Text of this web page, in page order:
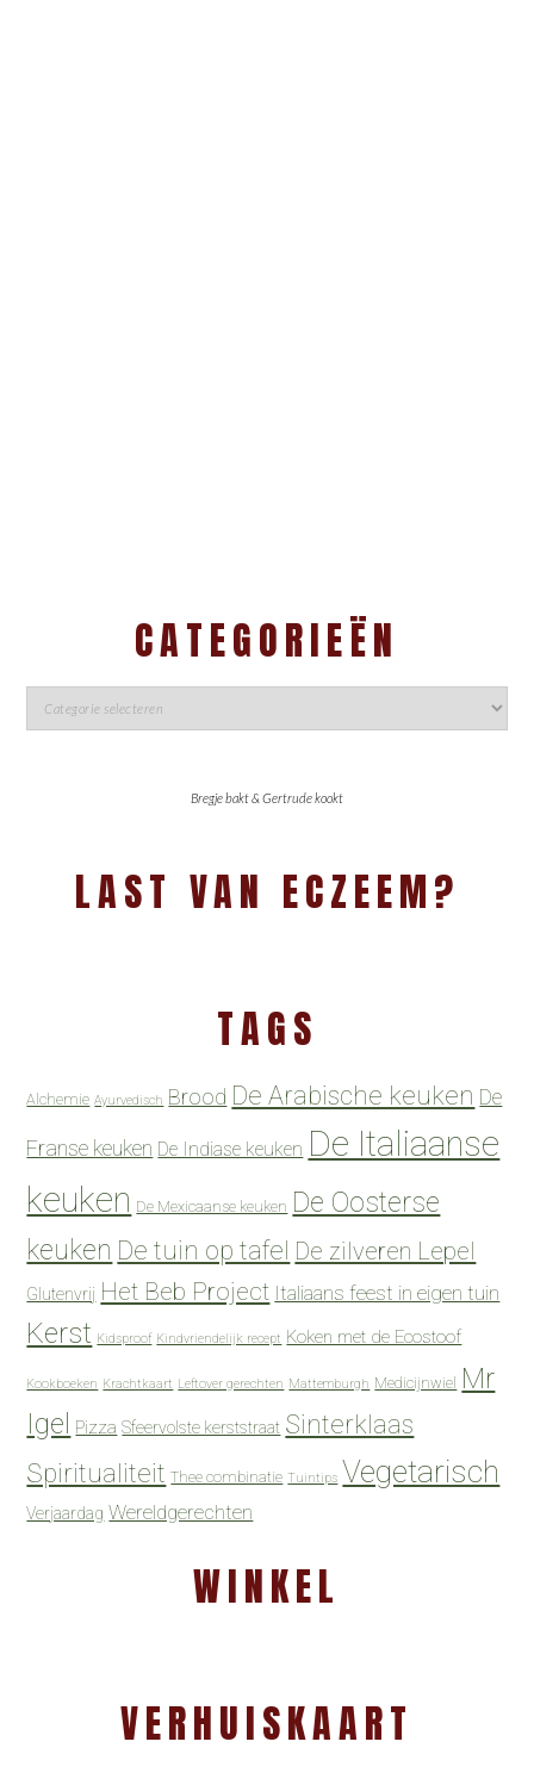
CATEGORIEËN
Bregje bakt & Gertrude kookt
LAST VAN ECZEEM?
TAGS
Alchemie Ayurvedisch Brood De Arabische keuken De
Franse keuken De Indiase keuken De Italiaanse
keuken De Mexicaanse keuken De Oosterse
keuken De tuin op tafel De zilveren Lepel
Glutenvrij Het Beb Project Italiaans feest in eigen tuin
Kerst Kidsproof Kindvriendelijk recept Koken met de Ecostoof
Kookboeken Krachtkaart Leftover gerechten Mattemburgh Medicijnwiel Mr
Igel Pizza Sfeervolste kerststraat Sinterklaas
Spiritualiteit Thee combinatie Tuintips Vegetarisch
Verjaardag Wereldgerechten
WINKEL
VERHUISKAART